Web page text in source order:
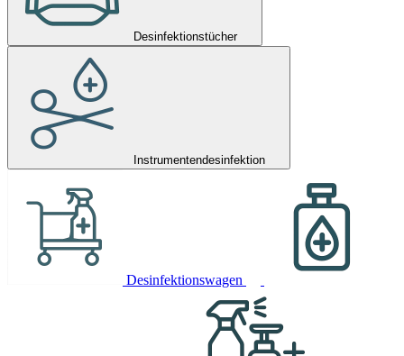
Desinfektionstücher
Instrumentendesinfektion
Desinfektionswagen